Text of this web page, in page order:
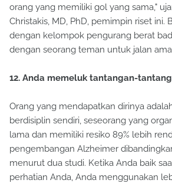
orang yang memiliki gol yang sama,"
Christakis, MD, PhD, pemimpin riset ini.
dengan kelompok pengurang berat
dengan seorang teman untuk jalan
12. Anda memeluk tantangan-
Orang yang mendapatkan dirinya
berdisiplin sendiri, seseorang yang
lama dan memiliki resiko 89% lebih
pengembangan Alzheimer
menurut dua studi. Ketika Anda baik
perhatian Anda, Anda menggunakan